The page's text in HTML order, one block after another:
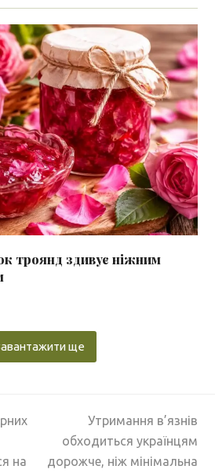
троянд здивує ніжним
ще
на
next
post:
Утримання в’язнів
обходиться українцям
дорожче, ніж мінімальна